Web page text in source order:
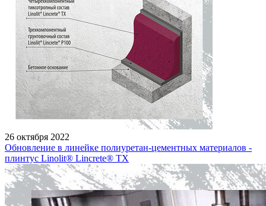
26 октября 2022
Обновление в линейке полиуретан-цементных материалов -
плинтус Linolit® Lincrete® ТХ